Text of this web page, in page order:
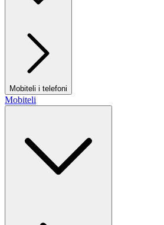
Mobiteli i telefoni
Mobiteli